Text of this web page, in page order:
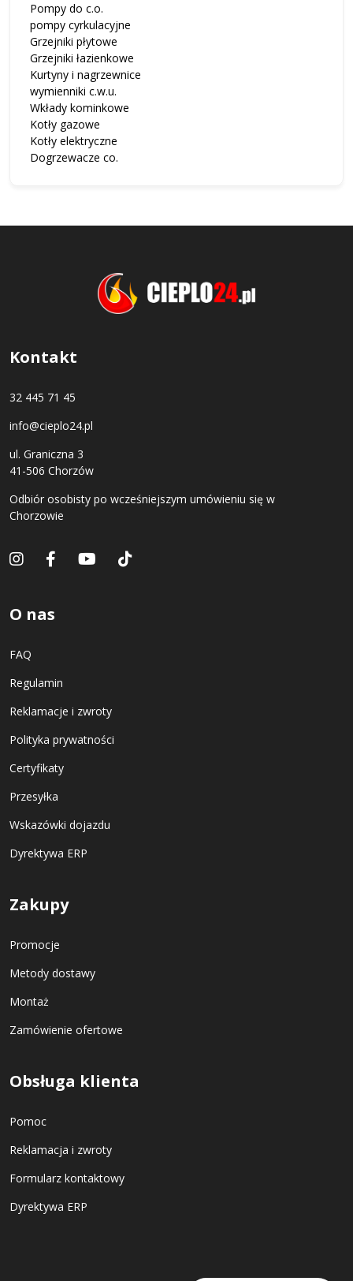
Pompy do c.o.
pompy cyrkulacyjne
Grzejniki płytowe
Grzejniki łazienkowe
Kurtyny i nagrzewnice
wymienniki c.w.u.
Wkłady kominkowe
Kotły gazowe
Kotły elektryczne
Dogrzewacze co.
Kontakt
32 445 71 45
info@cieplo24.pl
ul. Graniczna 3
41-506 Chorzów
Odbiór osobisty po wcześniejszym umówieniu się w
Chorzowie
O nas
FAQ
Regulamin
Reklamacje i zwroty
Polityka prywatności
Certyfikaty
Przesyłka
Wskazówki dojazdu
Dyrektywa ERP
Zakupy
Promocje
Metody dostawy
Montaż
Zamówienie ofertowe
Obsługa klienta
Pomoc
Reklamacja i zwroty
Formularz kontaktowy
Dyrektywa ERP